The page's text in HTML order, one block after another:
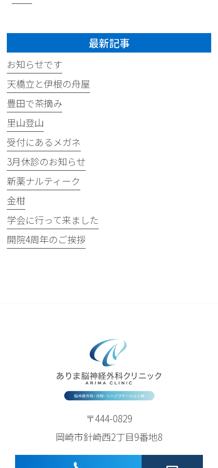
最新記事
お知らせです
天橋立と伊根の舟屋
豊田で茶摘み
里山登山
受付にあるメガネ
3月休診のお知らせ
新薬ナルティーク
金柑
学会に行って来ました
開院4周年のご挨拶
〒444-0829
岡崎市針崎西2丁目9番地8